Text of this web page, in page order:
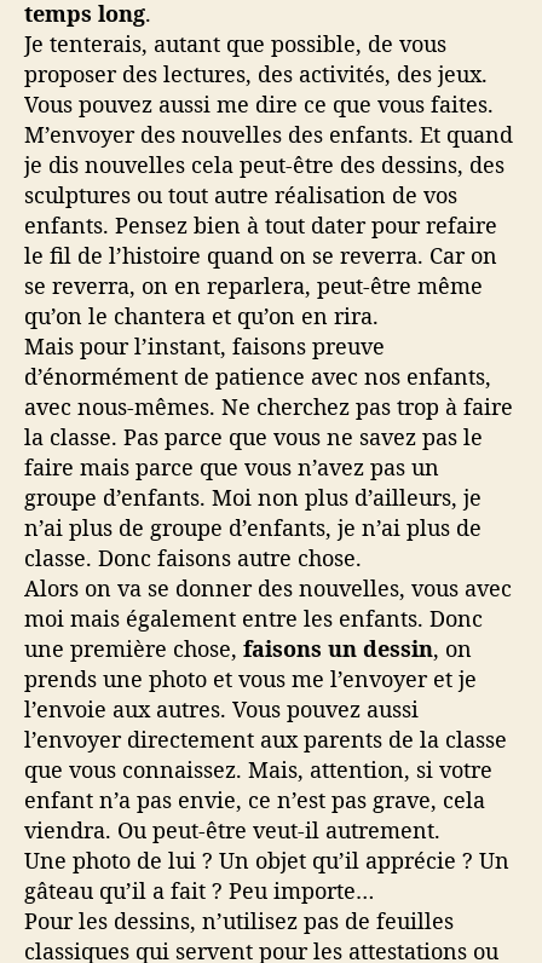
temps long.
Je tenterais, autant que possible, de vous
proposer des lectures, des activités, des jeux.
Vous pouvez aussi me dire ce que vous faites.
M’envoyer des nouvelles des enfants. Et quand
je dis nouvelles cela peut-être des dessins, des
sculptures ou tout autre réalisation de vos
enfants. Pensez bien à tout dater pour refaire
le fil de l’histoire quand on se reverra. Car on
se reverra, on en reparlera, peut-être même
qu’on le chantera et qu’on en rira.
Mais pour l’instant, faisons preuve
d’énormément de patience avec nos enfants,
avec nous-mêmes. Ne cherchez pas trop à faire
la classe. Pas parce que vous ne savez pas le
faire mais parce que vous n’avez pas un
groupe d’enfants. Moi non plus d’ailleurs, je
n’ai plus de groupe d’enfants, je n’ai plus de
classe. Donc faisons autre chose.
Alors on va se donner des nouvelles, vous avec
moi mais également entre les enfants. Donc
une première chose, faisons un dessin, on
prends une photo et vous me l’envoyer et je
l’envoie aux autres. Vous pouvez aussi
l’envoyer directement aux parents de la classe
que vous connaissez. Mais, attention, si votre
enfant n’a pas envie, ce n’est pas grave, cela
viendra. Ou peut-être veut-il autrement.
Une photo de lui ? Un objet qu’il apprécie ? Un
gâteau qu’il a fait ? Peu importe…
Pour les dessins, n’utilisez pas de feuilles
classiques qui servent pour les attestations ou